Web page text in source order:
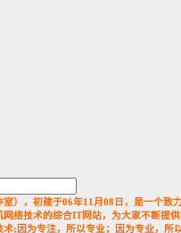
），初建于06年11月08日，是一个致
网络技术的综合IT网站，为大家不断提
;因为专注，所以专业；因为专业，所以